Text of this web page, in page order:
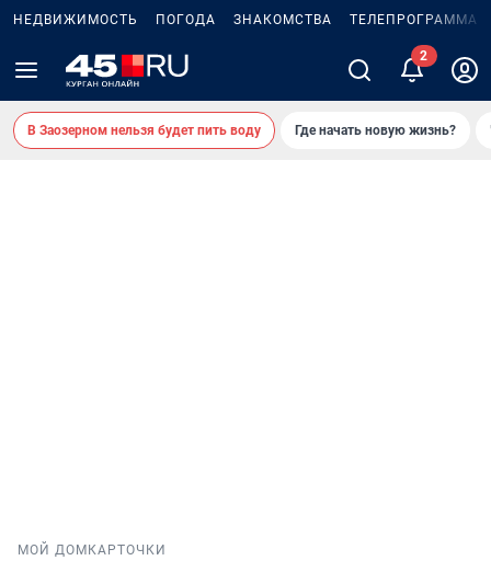
НЕДВИЖИМОСТЬ ПОГОДА ЗНАКОМСТВА ТЕЛЕПРОГРАММА
В Заозерном нельзя будет пить воду Где начать новую жизнь?
МОЙ ДОМ КАРТОЧКИ